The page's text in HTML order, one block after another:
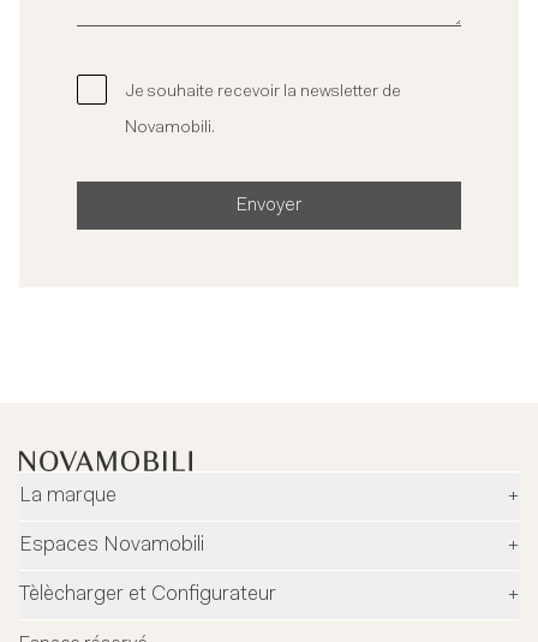
Je souhaite recevoir la newsletter de
Novamobili.
Envoyer
La marque
+
Entreprise
Designers
News
Espaces Novamobili
+
Revendeurs
Tèlècharger et Configurateur
+
Configurateur